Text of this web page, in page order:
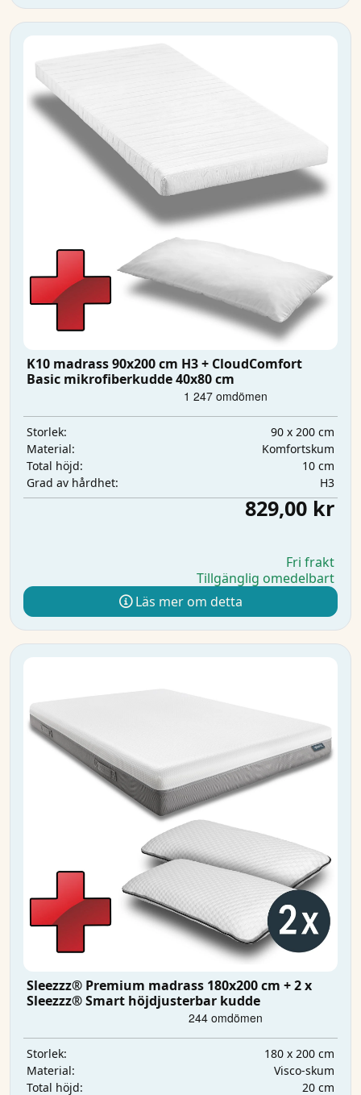
K10 madrass 90x200 cm H3 + CloudComfort
Basic mikrofiberkudde 40x80 cm
Storlek:
90 x 200 cm
Material:
Komfortskum
Total höjd:
10 cm
Grad av hårdhet:
H3
829,00 kr
Fri frakt
Tillgänglig omedelbart
Läs mer om detta
Sleezzz® Premium madrass 180x200 cm + 2 x
Sleezzz® Smart höjdjusterbar kudde
Storlek:
180 x 200 cm
Material:
Visco-skum
Total höjd:
20 cm